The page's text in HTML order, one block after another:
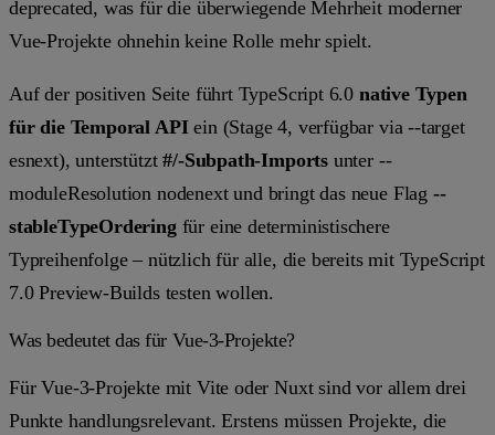
deprecated, was für die überwiegende Mehrheit moderner
Vue-Projekte ohnehin keine Rolle mehr spielt.
Auf der positiven Seite führt TypeScript 6.0 native Typen
für die Temporal APIein (Stage 4, verfügbar via--target
esnext), unterstützt#/-Subpath-Imports unter --
moduleResolution nodenextund bringt das neue Flag --
stableTypeOrderingfür eine deterministischere
Typreihenfolge – nützlich für alle, die bereits mit TypeScript
7.0 Preview-Builds testen wollen.
Was bedeutet das für Vue-3-Projekte?
Für Vue-3-Projekte mit Vite oder Nuxt sind vor allem drei
Punkte handlungsrelevant. Erstens müssen Projekte, die